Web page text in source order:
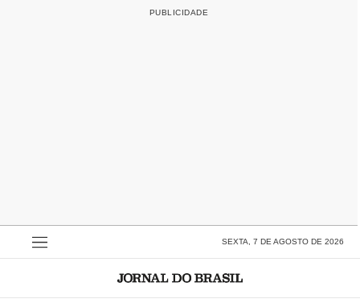
SEXTA, 7 DE AGOSTO DE 2026